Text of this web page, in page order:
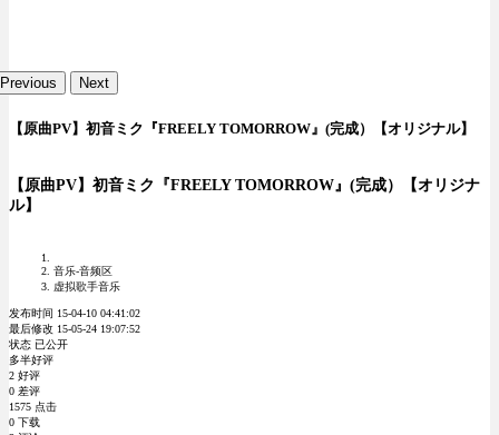
Previous Next
【原曲PV】初音ミク『FREELY TOMORROW』(完成）【オリジナル】
【原曲PV】初音ミク『FREELY TOMORROW』(完成）【オリジナ
ル】
音乐-音频区
虚拟歌手音乐
发布时间 15-04-10 04:41:02
最后修改 15-05-24 19:07:52
状态 已公开
多半好评
2 好评
0 差评
1575 点击
0 下载